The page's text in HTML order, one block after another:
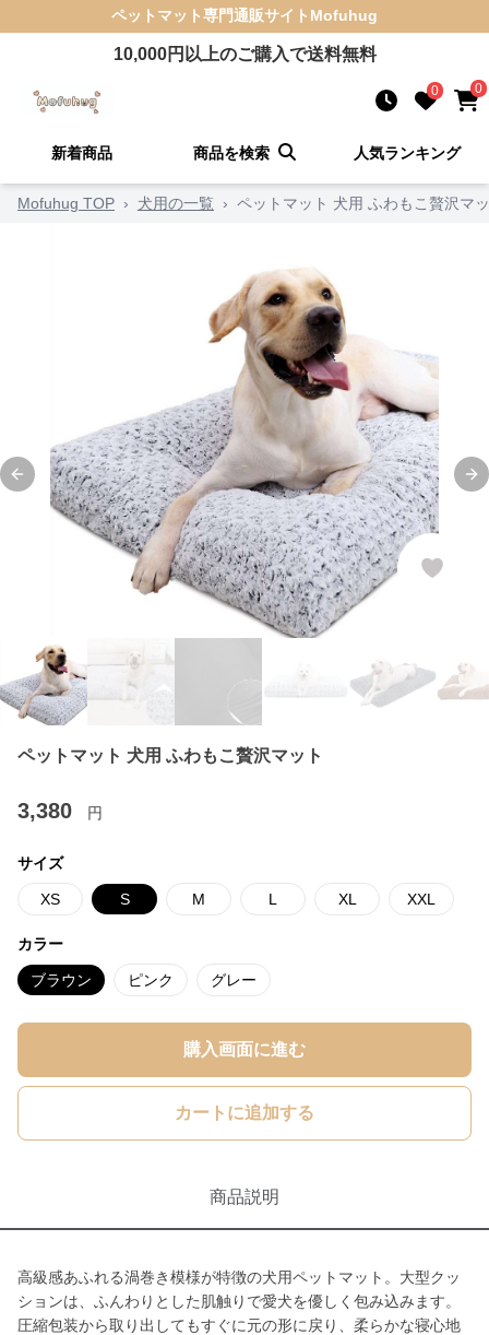
ペットマット専門通販サイト Mofuhug
10,000円以上のご購入で送料無料
0 0
新着商品 商品を検索 人気ランキング
Mofuhug TOP › 犬用の一覧 › ペットマット 犬用 ふわもこ贅沢マ
Previous slide
ペットマット 犬用 ふわもこ贅沢マット
3,380 円
サイズ
XS S M L XL XXL
カラー
ブラウン ピンク グレー
購入画面に進む
カートに追加する
商品説明
高級感あふれる渦巻き模様が特徴の犬用ペットマット。大型クッ
ションは、ふんわりとした肌触りで愛犬を優しく包み込みます。
圧縮包装から取り出してもすぐに元の形に戻り、柔らかな寝心地